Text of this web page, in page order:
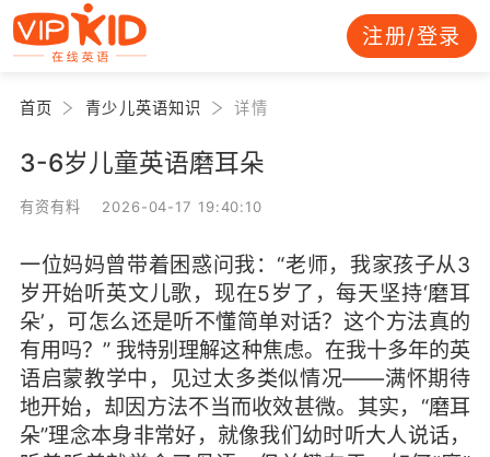
注册/登录
首页 青少儿英语知识 详情
3-6岁儿童英语磨耳朵
有资有料 2026-04-17 19:40:10
一位妈妈曾带着困惑问我：“老师，我家孩子从3
岁开始听英文儿歌，现在5岁了，每天坚持‘磨耳
朵’，可怎么还是听不懂简单对话？这个方法真的
有用吗？” 我特别理解这种焦虑。在我十多年的英
语启蒙教学中，见过太多类似情况——满怀期待
地开始，却因方法不当而收效甚微。其实，“磨耳
朵”理念本身非常好，就像我们幼时听大人说话，